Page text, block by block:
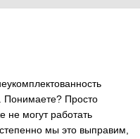
Понимаете? Просто
не могут работать
мы это выправим,